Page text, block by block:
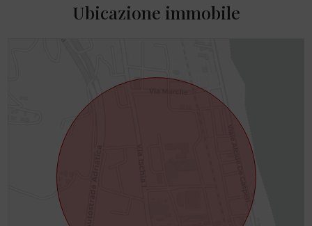
Ubicazione immobile